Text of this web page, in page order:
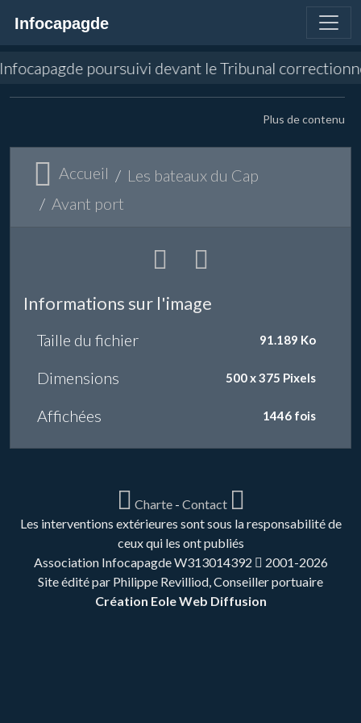
Infocapagde
poursuivi devant le Tribunal
Plus de contenu
Accueil
Les bateaux du Cap
Avant port
Informations sur l'image
Taille du fichier 91.189 Ko
Dimensions 500 x 375 Pixels
Affichées 1446 fois
Charte- Contact
Les interventions extérieures sont sous la responsabilité de
ceux qui les ont publiés
Association Infocapagde W313014392
2001-2026
Site édité par Philippe Revilliod, Conseiller portuaire
Création Eole Web Diffusion